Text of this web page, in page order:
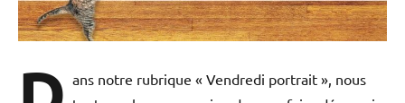
ans notre rubrique « Vendredi portrait », nous